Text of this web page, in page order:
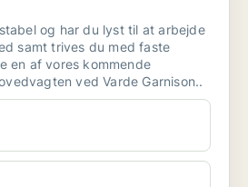
og har du lyst til at arbejde
samt trives du med faste
en af vores kommende
ved Varde Garnison..